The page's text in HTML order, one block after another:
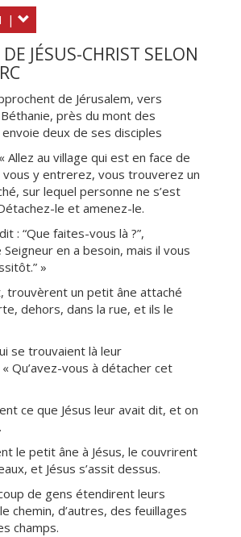
|
JÉSUS-CHRIST SELON
de Jérusalem, vers
près du mont des
deux de ses disciples
Allez au village qui est en face de
vous y entrerez, vous trouverez un
sur lequel personne ne s’est
le et amenez-le.
: “Que faites-vous là ?”,
Seigneur en a besoin, mais il vous
»
trouvèrent un petit âne attaché
dehors, dans la rue, et ils le
se trouvaient là leur
Qu’avez-vous à détacher cet
ce que Jésus leur avait dit, et on
le petit âne à Jésus, le couvrirent
et Jésus s’assit dessus.
de gens étendirent leurs
chemin, d’autres, des feuillages
champs.